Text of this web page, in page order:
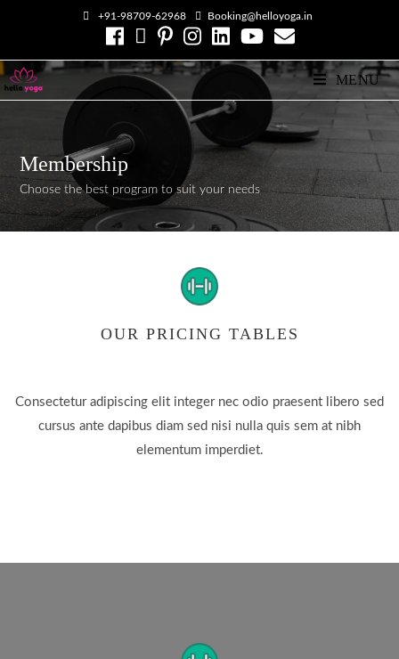
+91-98709-62968 Booking@helloyoga.in
MENU
Membership
Choose the best program to suit your needs
OUR PRICING TABLES
Consectetur adipiscing elit integer nec odio praesent libero sed
cursus ante dapibus diam sed nisi nulla quis sem at nibh
elementum imperdiet.